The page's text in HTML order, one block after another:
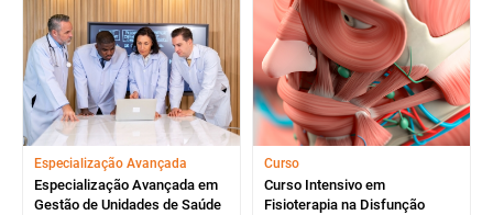
Especialização Avançada
Especialização Avançada em
Gestão de Unidades de Saúde
Curso
Curso Intensivo em
Fisioterapia na Disfunção